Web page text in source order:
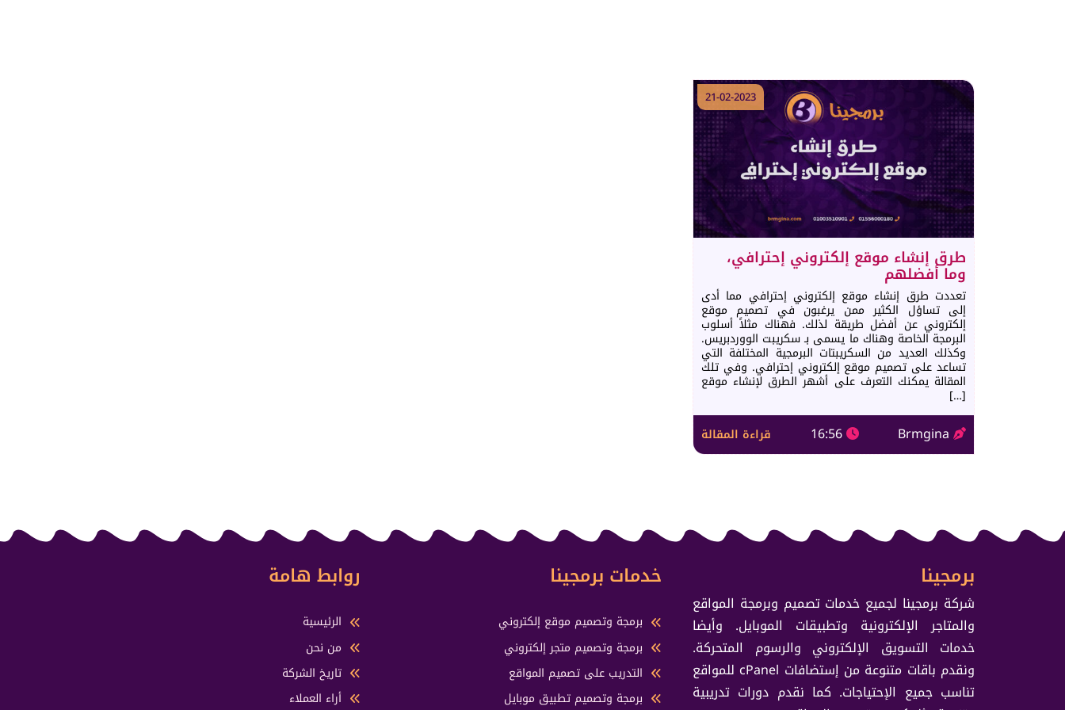
21-02-2023
طرق إنشاء موقع إلكتروني إحترافي،
وما أفضلهم
تعددت طرق إنشاء موقع إلكتروني إحترافي مما أدى
إلى تساؤل الكثير ممن يرغبون في تصميم موقع
إلكتروني عن أفضل طريقة لذلك. فهناك مثلاً أسلوب
البرمجة الخاصة وهناك ما يسمى بـ سكريبت الووردبريس.
وكذلك العديد من السكريبتات البرمجية المختلفة التي
تساعد على تصميم موقع إلكتروني إحترافي. وفي تلك
المقالة يمكنك التعرف على أشهر الطرق لإنشاء موقع
[…]
Brmgina
16:56 قراءة المقالة
برمجينا
شركة برمجينا لجميع خدمات تصميم وبرمجة المواقع
والمتاجر الإلكترونية وتطبيقات الموبايل. وأيضا
خدمات التسويق الإلكتروني والرسوم المتحركة.
ونقدم باقات متنوعة من إستضافات cPanel للمواقع
تناسب جميع الإحتياجات. كما نقدم دورات تدريبية
خدمات برمجينا
برمجة وتصميم موقع إلكتروني
برمجة وتصميم متجر إلكتروني
التدريب على تصميم المواقع
برمجة وتصميم تطبيق موبايل
روابط هامة
الرئيسية
من نحن
تاريخ الشركة
أراء العملاء